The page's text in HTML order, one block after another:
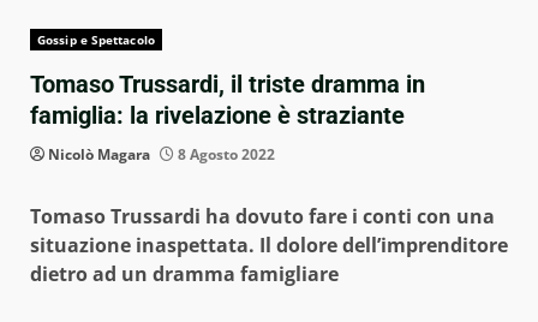
Gossip e Spettacolo
Tomaso Trussardi, il triste dramma in
famiglia: la rivelazione è straziante
Nicolò Magara 8 Agosto 2022
Tomaso Trussardi ha dovuto fare i conti con una
situazione inaspettata. Il dolore dell’imprenditore
dietro ad un dramma famigliare